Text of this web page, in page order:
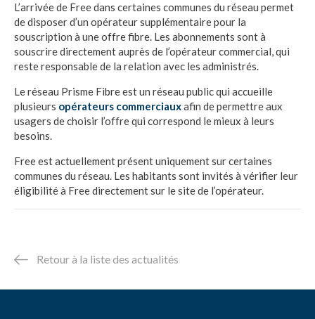
L’arrivée de Free dans certaines communes du réseau permet
de disposer d’un opérateur supplémentaire pour la
souscription à une offre fibre. Les abonnements sont à
souscrire directement auprès de l’opérateur commercial, qui
reste responsable de la relation avec les administrés.
Le réseau Prisme Fibre est un réseau public qui accueille
plusieurs opérateurs commerciauxafin de permettre aux
usagers de choisir l’offre qui correspond le mieux à leurs
besoins.
Free est actuellement présent uniquement sur certaines
communes du réseau. Les habitants sont invités à vérifier leur
éligibilité à Free directement sur le site de l’opérateur.
Retour à la liste des actualités